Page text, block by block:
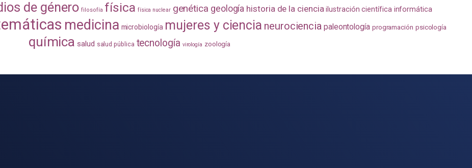
de género filosofía física física nuclear genética geología historia de la ciencia ilustración científica informática
medicina microbiología mujeres y ciencia neurociencia paleontología programación psicología
química salud salud pública tecnología virología zoología